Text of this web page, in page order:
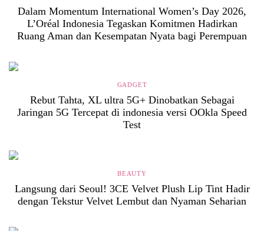
Dalam Momentum International Women’s Day 2026,
L’Oréal Indonesia Tegaskan Komitmen Hadirkan
Ruang Aman dan Kesempatan Nyata bagi Perempuan
GADGET
Rebut Tahta, XL ultra 5G+ Dinobatkan Sebagai
Jaringan 5G Tercepat di indonesia versi OOkla Speed
Test
BEAUTY
Langsung dari Seoul! 3CE Velvet Plush Lip Tint Hadir
dengan Tekstur Velvet Lembut dan Nyaman Seharian